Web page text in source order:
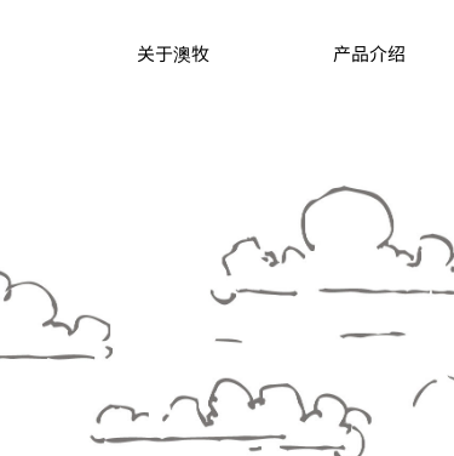
关于澳牧 产品介绍